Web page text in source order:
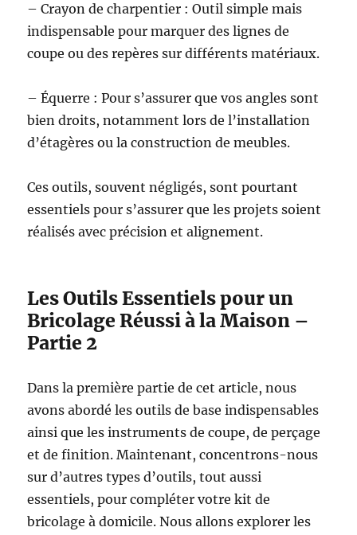
– Crayon de charpentier : Outil simple mais
indispensable pour marquer des lignes de
coupe ou des repères sur différents matériaux.
– Équerre : Pour s’assurer que vos angles sont
bien droits, notamment lors de l’installation
d’étagères ou la construction de meubles.
Ces outils, souvent négligés, sont pourtant
essentiels pour s’assurer que les projets soient
réalisés avec précision et alignement.
Les Outils Essentiels pour un
Bricolage Réussi à la Maison –
Partie 2
Dans la première partie de cet article, nous
avons abordé les outils de base indispensables
ainsi que les instruments de coupe, de perçage
et de finition. Maintenant, concentrons-nous
sur d’autres types d’outils, tout aussi
essentiels, pour compléter votre kit de
bricolage à domicile. Nous allons explorer les